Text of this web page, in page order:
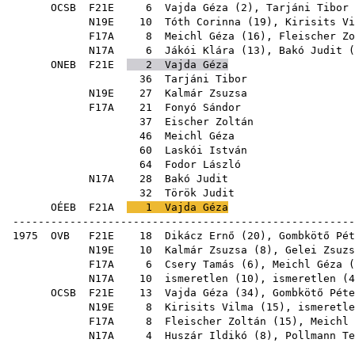
OCSB F21E 6 Vajda Géza ( 2 ), Tarjáni Tibor
N19E 10 Tóth Corinna ( 19 ), Kirisits
F17A 8 Meichl Géza ( 16 ), Fleischer
N17A 6 Jákói Klára ( 13 ), Bakó Judit (
ONEB F21E 2
Vajda Géza
36
Tarjáni Tibor
N19E 27
Kalmár Zsuzsa
F17A 21
Fonyó Sándor
37
Eischer Zoltán
46
Meichl Géza
60
Laskói István
64
Fodor László
N17A 28
Bakó Judit
32
Török Judit
OÉEB F21A 1
Vajda Géza
1975 OVB F21E 18 Dikácz Ernő ( 20 ), Gombkötő
N19E 10 Kalmár Zsuzsa ( 8 ), Gelei
F17A 6 Csery Tamás ( 6 ), Meichl Géza (
N17A 10 ismeretlen ( 10 ), ismeretlen ( 4
OCSB F21E 13 Vajda Géza ( 34), Gombkötő
N19E 8 Kirisits Vilma ( 15 ),
F17A 8 Fleischer Zoltán ( 15 ), Meichl
N17A 4 Huszár Ildikó ( 8 ), Pollmann